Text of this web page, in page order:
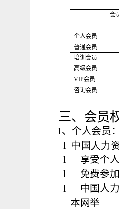
会
个人会员
普通会员
培训会员
高级会员
VIP会员
咨询会员
三、会员
1、个人会员
l 中国人力
l
享受个
l
免费参
l
中国人
本网举